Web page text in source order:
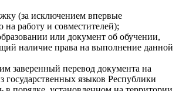
(за исключением впервые
на работу и совместителей);
или документ об обучении,
наличие права на выполнение данной
заверенный перевод документа на
государственных языков Республики